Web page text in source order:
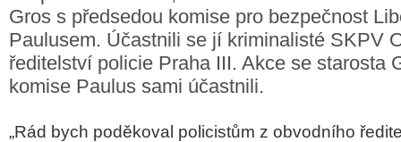
Gros s předsedou komise pro bezpečnost
Paulusem. Účastnili se jí kriminalisté SKPV
ředitelství policie Praha III. Akce se starosta
komise Paulus sami účastnili.
„Rád bych poděkoval policistům z obvodního